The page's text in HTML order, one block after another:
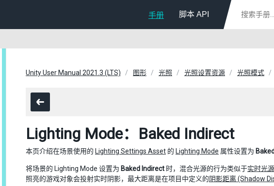
手册 脚本 API
Unity User Manual 2021.3 (LTS) 图形 光照 光照设置资源 光照模式
Lighting Mode：Baked Indirect
本页介绍在场景使用的 Lighting Settings Asset 的 Lighting Mode 属性设置为
将场景的 Lighting Mode 设置为 Baked Indirect 时，混合光源的行为类似于实时光源
照亮的游戏对象会投射实时阴影，最大距离是在项目中定义的阴影距离 (Shadow